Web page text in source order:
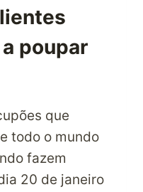
poupar
que
todo o mundo
fazem
20 de janeiro